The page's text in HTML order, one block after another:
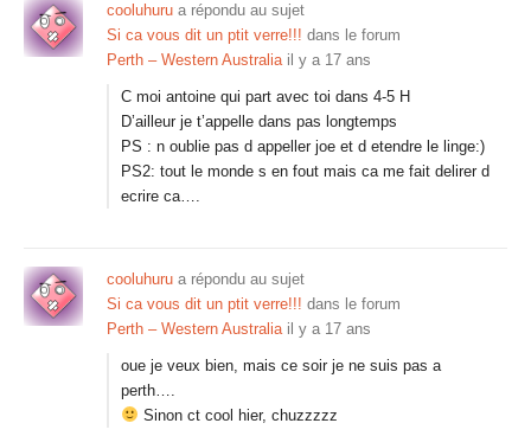
cooluhuru a répondu au sujet
Si ca vous dit un ptit verre!!! dans le forum
Perth – Western Australia il y a 17 ans
C moi antoine qui part avec toi dans 4-5 H
D’ailleur je t’appelle dans pas longtemps
PS : n oublie pas d appeller joe et d etendre le linge:)
PS2: tout le monde s en fout mais ca me fait delirer d
ecrire ca….
cooluhuru a répondu au sujet
Si ca vous dit un ptit verre!!! dans le forum
Perth – Western Australia il y a 17 ans
oue je veux bien, mais ce soir je ne suis pas a
perth….
Sinon ct cool hier, chuzzzzz